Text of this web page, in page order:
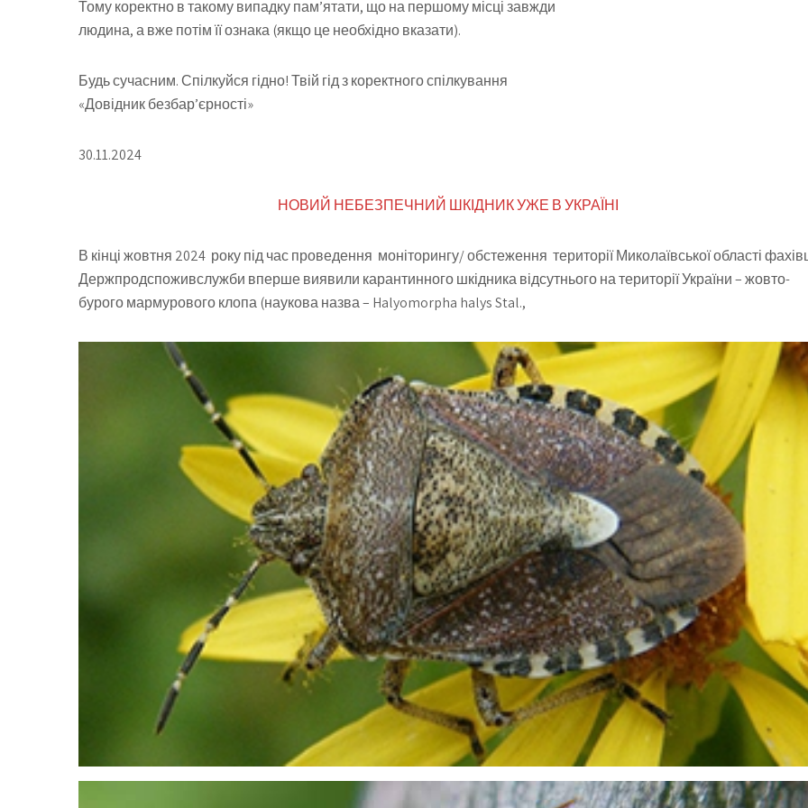
Тому коректно в такому випадку пам’ятати, що на першому місці завжди
людина, а вже потім її ознака (якщо це необхідно вказати).
Будь сучасним. Спілкуйся гідно! Твій гід з коректного спілкування
«Довідник безбар’єрності»
30.11.2024
НОВИЙ НЕБЕЗПЕЧНИЙ ШКІДНИК УЖЕ В УКРАЇНІ
В кінці жовтня 2024 року під час проведення моніторингу/ обстеження території Миколаївської області
Держпродспоживслужби вперше виявили карантинного шкідника відсутнього на території України – жовто-
бурого мармурового клопа (наукова назва – Halyomorpha halys Stal.,